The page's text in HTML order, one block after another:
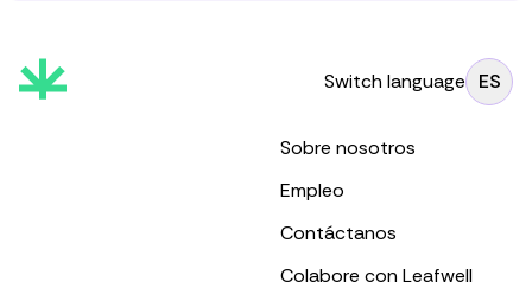
Switch language ES
Sobre nosotros
Empleo
Contáctanos
Colabore con Leafwell